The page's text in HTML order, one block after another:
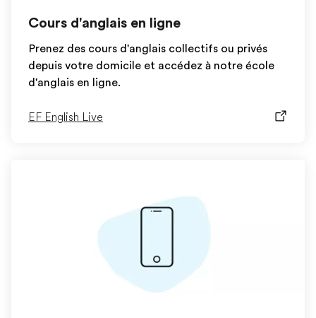
Cours d'anglais en ligne
Prenez des cours d'anglais collectifs ou privés
depuis votre domicile et accédez à notre école
d'anglais en ligne.
EF English Live